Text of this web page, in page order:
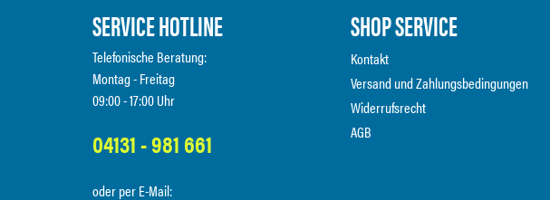
SERVICE HOTLINE
Telefonische Beratung:
Montag - Freitag
09:00 - 17:00 Uhr
04131 - 981 661
oder per E-Mail:
SHOP SERVICE
Kontakt
Versand und Zahlungsbedingungen
Widerrufsrecht
AGB